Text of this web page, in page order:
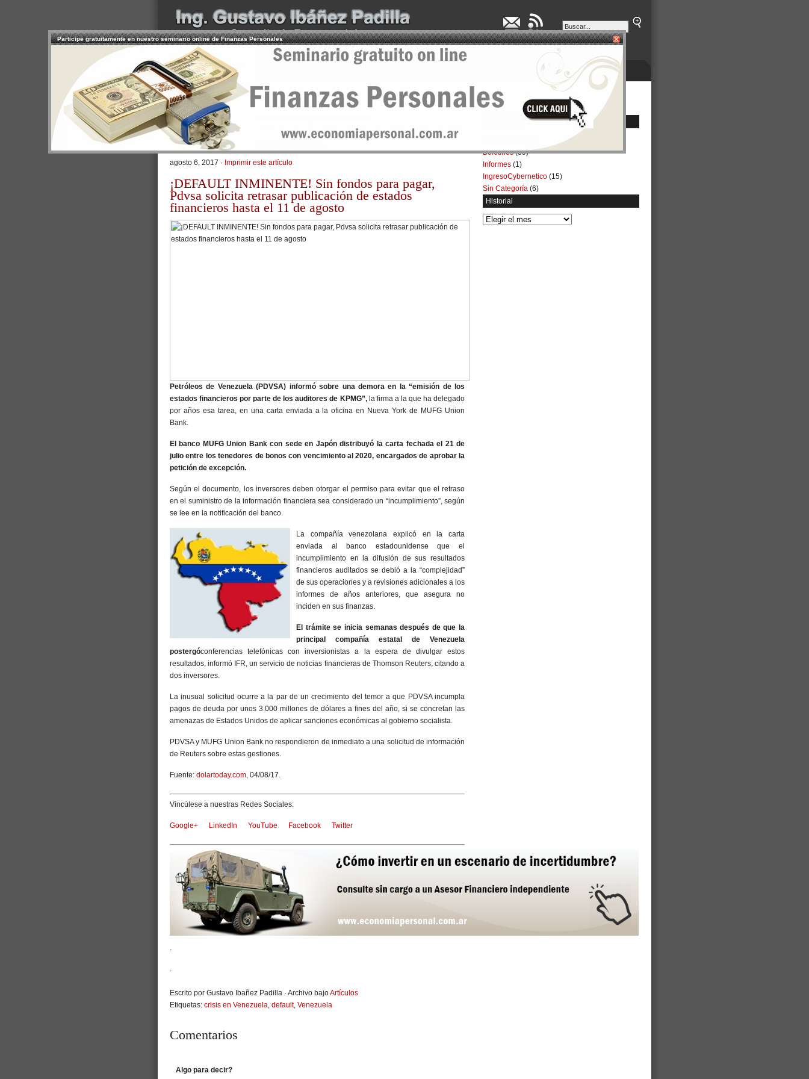
INICIO SERVICIOS BOLETINES NEGOCIOS
CONTACTO USUARIO
>Inicio/Artículos / PDVSA, al borde del default | Economía Personal
PDVSA, al borde del default
agosto 6, 2017 · Imprimir este artículo
¡DEFAULT INMINENTE! Sin fondos para pagar,
Pdvsa solicita retrasar publicación de estados
financieros hasta el 11 de agosto
Petróleos de Venezuela (PDVSA) informó sobre una demora en la “emisión de los
estados financieros por parte de los auditores de KPMG”,la firma a la que ha delegado
por años esa tarea, en una carta enviada a la oficina en Nueva York de MUFG Union
Bank.
El banco MUFG Union Bank con sede en Japón distribuyó la carta fechada el 21 de
julio entre los tenedores de bonos con vencimiento al 2020, encargados de aprobar la
petición de excepción.
Según el documento, los inversores deben otorgar el permiso para evitar que el retraso
en el suministro de la información financiera sea considerado un “incumplimiento”, según
se lee en la notificación del banco.
La compañía venezolana explicó en la carta
enviada al banco estadounidense que el
incumplimiento en la difusión de sus resultados
financieros auditados se debió a la “complejidad”
de sus operaciones y a revisiones adicionales a los
informes de años anteriores, que asegura no
inciden en sus finanzas.
El trámite se inicia semanas después de que la
principal compañía estatal de Venezuela
postergóconferencias telefónicas con inversionistas a la espera de divulgar estos
resultados, informó IFR, un servicio de noticias financieras de Thomson Reuters, citando a
dos inversores.
La inusual solicitud ocurre a la par de un crecimiento del temor a que PDVSA incumpla
pagos de deuda por unos 3.000 millones de dólares a fines del año, si se concretan las
amenazas de Estados Unidos de aplicar sanciones económicas al gobierno socialista.
PDVSA y MUFG Union Bank no respondieron de inmediato a una solicitud de información
de Reuters sobre estas gestiones.
Fuente: dolartoday.com, 04/08/17.
Vincúlese a nuestras Redes Sociales:
Google+ LinkedIn YouTube Facebook Twitter
Participe gratuitamente en nuestro seminario online de Finanzas Personales
.
.
Escrito por Gustavo Ibañez Padilla · Archivo bajoArtículos
Etiquetas: crisis en Venezuela, default, Venezuela
Comentarios
Algo para decir?
Boletines(39)
Informes (1)
IngresoCybernetico (15)
Sin Categoría (6)
Historial
Historial